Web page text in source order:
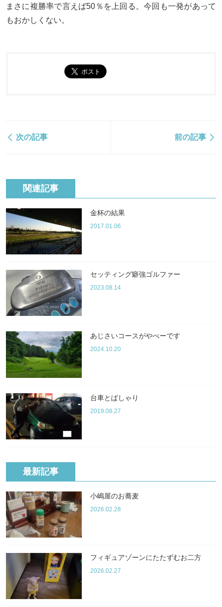
まさに複勝率で言えば50％を上回る。今回も一発があって
もおかしくない。
次の記事 前の記事
関連記事
金杯の結果
2017.01.06
セッティング癖強ゴルファー
2023.08.14
あじさいコースがやべーです
2024.10.20
台車とぱしゃり
2019.08.27
最新記事
小嶋屋のお蕎麦
2026.02.28
フィギュアゾーンにたたずむお二方
2026.02.27